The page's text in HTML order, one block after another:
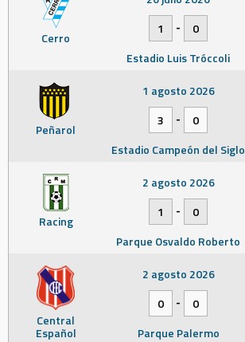
Cerro
1
-
0
Estadio Luis Tróccoli
Peñarol
1 agosto 2026
3
-
0
Estadio Campeón del Siglo
Racing
2 agosto 2026
1
-
0
Parque Osvaldo Roberto
Central
Español
2 agosto 2026
0
-
0
Parque Palermo